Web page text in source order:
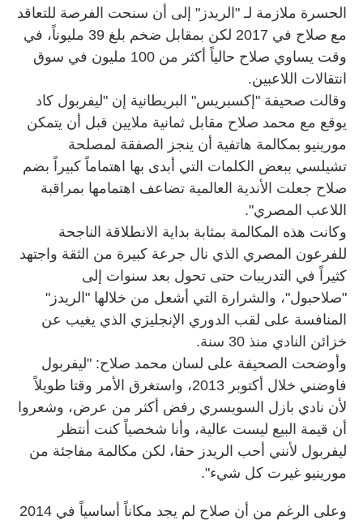
الحسرة ملازمة لـ "الريدز" إلى أن سنحت الفرصة للتعاقد
مع صلاح في 2017 لكن بمقابل ضخم بلغ 39 مليوناً، في
وقت يساوي صلاح حالياً أكثر من 100 مليون في سوق
انتقالات اللاعبين.
وقالت صحيفة "إكسبريس" البريطانية إن "ليفربول كاد
يوقع مع محمد صلاح مقابل ثمانية ملايين قبل أن يتمكن
مورينيو بمكالمة هاتفية أن ينجز الصفقة لمصلحة
تشيلسي ببعض الكلمات التي أبدى بها اهتماماً كبيراً بضم
صلاح جعلت الأندية العالمية تضاعف اهتمامها بمراقبة
اللاعب المصري".
وكانت هذه المكالمة بمثابة بداية الانطلاقة الناجحة
للفرعون المصري الذي نال جرعة كبيرة من الثقة واجتهد
كثيراً في التدريبات حتى تحول بعد سنوات إلى
"صلاحبول"، والشرارة التي أشعل من خلالها "الريدز"
المنافسة على لقب الدوري الإنجليزي الذي يغيب عن
خزائن النادي منذ 30 سنة.
وأوضحت الصحيفة على لسان محمد صلاح: "ليفربول
فاوضني خلال أكتوبر 2013، واستغرق الأمر وقتا طويلاً
لأن نادي بازل السويسري رفض أكثر من عرض، وشعروا
أن قيمة البيع ليست عالية، وأنا شخصياً كنت أنتظر
ليفربول لأنني أحب الريدز حقا، لكن مكالمة مفاجئة من
مورينيو غيرت كل شيء".
وعلى الرغم من أن صلاح لم يجد مكاناً أساسياً في 2014